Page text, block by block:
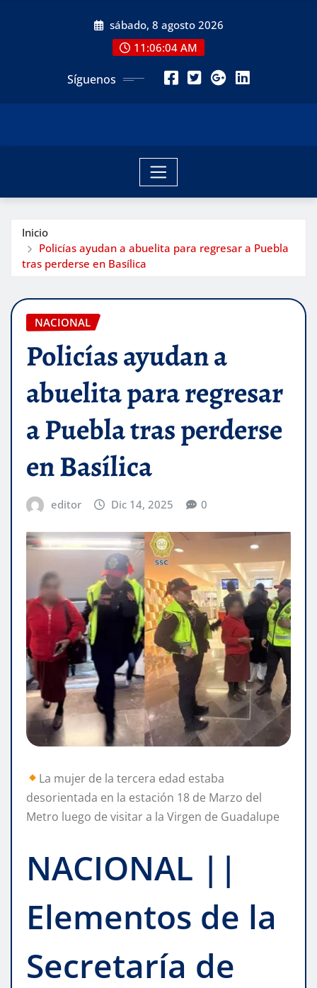
sábado, 8 agosto 2026
11:06:06 AM
Síguenos
Inicio
Policías ayudan a abuelita para regresar a Puebla
tras perderse en Basílica
NACIONAL
Policías ayudan a
abuelita para regresar
a Puebla tras perderse
en Basílica
editor Dic 14, 2025 0
La mujer de la tercera edad estaba
desorientada en la estación 18 de Marzo del
Metro luego de visitar a la Virgen de Guadalupe
NACIONAL ||
Elementos de la
Secretaría de